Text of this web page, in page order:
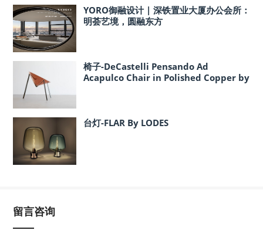
YORO御融设计 | 深铁置业大厦办公会所：
明荟艺境，圆融东方
椅子-DeCastelli Pensando Ad
Acapulco Chair in Polished Copper by
台灯-FLAR By LODES
留言咨询